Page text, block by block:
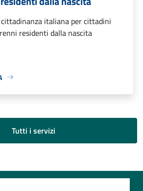
italiana per cittadini
residenti dalla nascita
Tutti i servizi